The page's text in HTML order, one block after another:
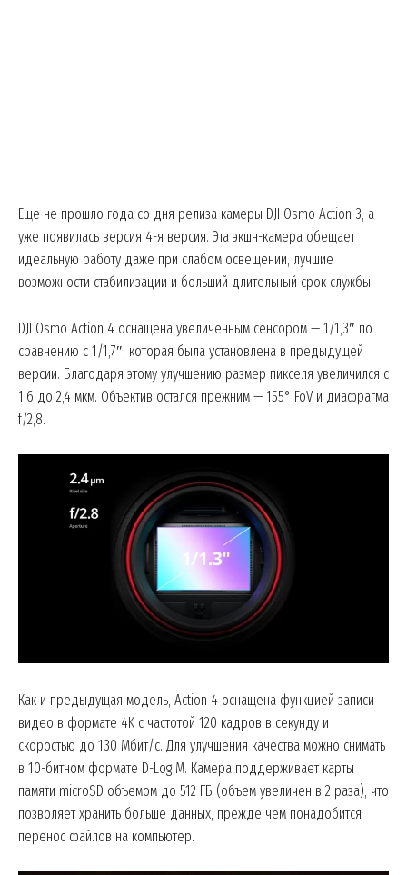
Еще не прошло года со дня релиза камеры DJI Osmo Action 3, а
уже появилась версия 4-я версия. Эта экшн-камера обещает
идеальную работу даже при слабом освещении, лучшие
возможности стабилизации и больший длительный срок службы.
DJI Osmo Action 4 оснащена увеличенным сенсором — 1/1,3″ по
сравнению с 1/1,7″, которая была установлена в предыдущей
версии. Благодаря этому улучшению размер пикселя увеличился с
1,6 до 2,4 мкм. Объектив остался прежним — 155° FoV и диафрагма
f/2,8.
Как и предыдущая модель, Action 4 оснащена функцией записи
видео в формате 4K с частотой 120 кадров в секунду и
скоростью до 130 Мбит/с. Для улучшения качества можно снимать
в 10-битном формате D-Log M. Камера поддерживает карты
памяти microSD объемом до 512 ГБ (объем увеличен в 2 раза), что
позволяет хранить больше данных, прежде чем понадобится
перенос файлов на компьютер.